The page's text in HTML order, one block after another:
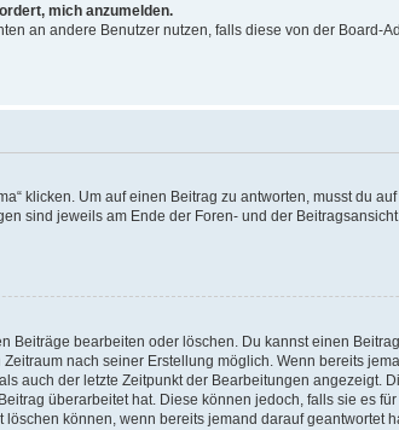
mich anzumelden.
an andere Benutzer nutzen, falls diese von der Board-
klicken. Um auf einen Beitrag zu antworten, musst du
sind jeweils am Ende der Foren- und der Beitragsansicht
bearbeiten oder löschen. Du kannst einen
nach seiner Erstellung möglich. Wenn bereits
auch der letzte Zeitpunkt der Bearbeitungen angezeigt.
überarbeitet hat. Diese können jedoch, falls sie es
können, wenn bereits jemand darauf geantwortet